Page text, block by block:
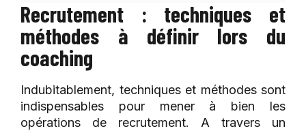
Recrutement : techniques et
méthodes à définir lors du
coaching
Indubitablement, techniques et méthodes sont
indispensables pour mener à bien les
opérations de recrutement. A travers un